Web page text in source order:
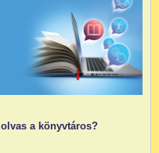
a könyvtáros?